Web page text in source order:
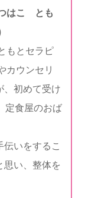
つはこ とも
もとセラピ
カウンセリ
、初めて受け
定食屋のおば
いをするこ
思い、整体を